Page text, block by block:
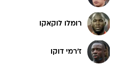
רומלו לוקאקו
ז'רמי דוקו